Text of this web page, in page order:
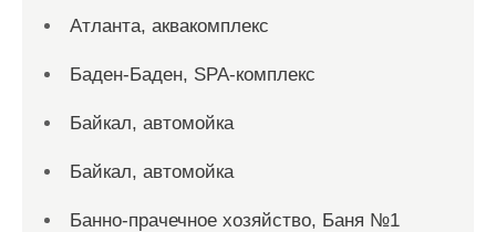
Атланта, аквакомплекс
Баден-Баден, SPA-комплекс
Байкал, автомойка
Байкал, автомойка
Банно-прачечное хозяйство, Баня №1